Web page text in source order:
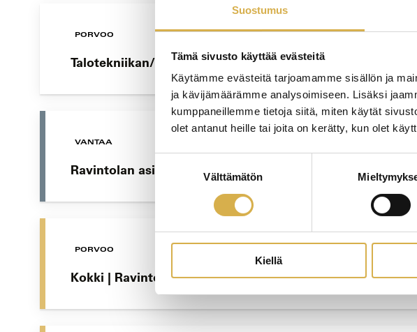
Suostumus
Tämä sivusto käyttää evästeitä
Käytämme evästeitä tarjoamamme sisällön ja
ja kävijämäärämme analysoimiseen. Lisäksi
kumppaneillemme tietoja siitä, miten käytät
olet antanut heille tai joita on kerätty, kun olet
Välttämätön
Kiellä
PORVOO
Talotekniikan/Kone- ja tuotantotekniikan osatutkinto |
VANTAA
Ravintolan asiakaspalvelun ammattitutkintokoulutus
PORVOO
Kokki | Ravintola- ja catering-alan perustutkinto